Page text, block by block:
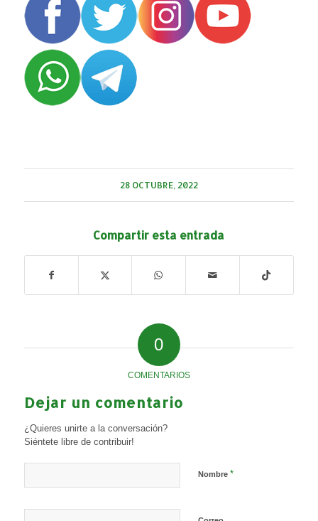
28 OCTUBRE, 2022
Compartir esta entrada
0
COMENTARIOS
Dejar un comentario
¿Quieres unirte a la conversación?
Siéntete libre de contribuir!
Nombre *